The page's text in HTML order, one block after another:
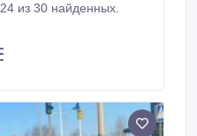
из 30 найденных.